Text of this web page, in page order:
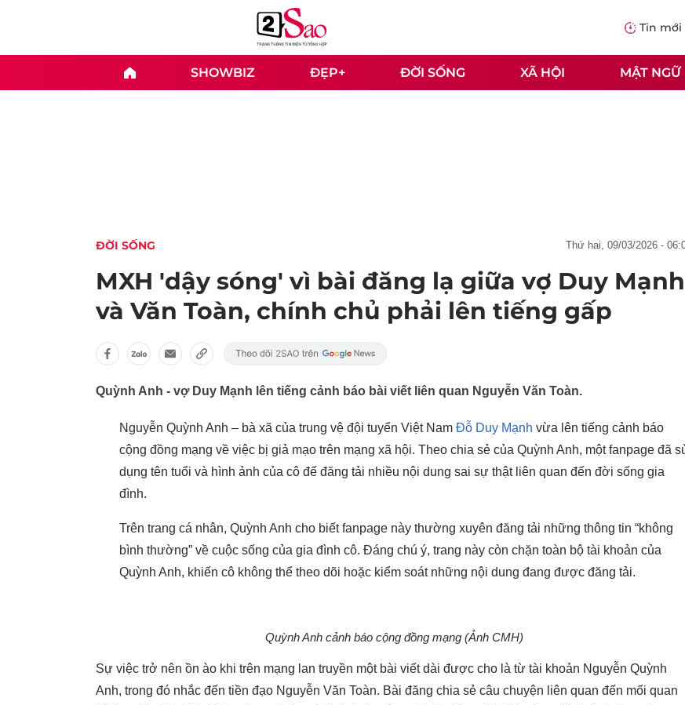
Tin mới
SHOWBIZ ĐẸP+ ĐỜI SỐNG XÃ HỘI MẬT NGỮ
ĐỜI SỐNG thứ hai, 09/03/2026 -
MXH 'dậy sóng' vì bài đăng lạ giữa vợ Duy Mạnh
và Văn Toàn, chính chủ phải lên tiếng gấp
Quỳnh Anh - vợ Duy Mạnh lên tiếng cảnh báo bài viết liên quan Nguyễn Văn Toàn.
Nguyễn Quỳnh Anh – bà xã của trung vệ đội tuyển Việt Nam Đỗ Duy Mạnh vừa lên tiếng cảnh báo
cộng đồng mạng về việc bị giả mạo trên mạng xã hội. Theo chia sẻ của Quỳnh Anh, một fanpage đã
dụng tên tuổi và hình ảnh của cô để đăng tải nhiều nội dung sai sự thật liên quan đến đời sống gia
đình.
Trên trang cá nhân, Quỳnh Anh cho biết fanpage này thường xuyên đăng tải những thông tin “không
bình thường” về cuộc sống của gia đình cô. Đáng chú ý, trang này còn chặn toàn bộ tài khoản của
Quỳnh Anh, khiến cô không thể theo dõi hoặc kiểm soát những nội dung đang được đăng tải.
Quỳnh Anh cảnh báo cộng đồng mạng (Ảnh CMH)
Sự việc trở nên ồn ào khi trên mạng lan truyền một bài viết dài được cho là từ tài khoản Nguyễn Quỳnh
Anh, trong đó nhắc đến tiền đạo Nguyễn Văn Toàn. Bài đăng chia sẻ câu chuyện liên quan đến mối quan